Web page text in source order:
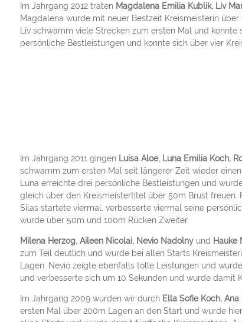
Im Jahrgang 2012 traten Magdalena Emilia Kublik, Liv
Magdalena wurde mit neuer Bestzeit Kreismeisterin
Liv schwamm viele Strecken zum ersten Mal und
persönliche Bestleistungen und konnte sich über vier
Im Jahrgang 2011 gingen Luisa Aloe, Luna Emilia Koch,
schwamm zum ersten Mal seit längerer Zeit wieder
Luna erreichte drei persönliche Bestleistungen und
gleich über den Kreismeistertitel über 50m Brust
Silas startete viermal, verbesserte viermal seine
wurde über 50m und 100m Rücken Zweiter.
Milena Herzog, Aileen Nicolai, Nevio Nadolny und Hauke
zum Teil deutlich und wurde bei allen Starts
Lagen. Nevio zeigte ebenfalls tolle Leistungen und
und verbesserte sich um 10 Sekunden und wurde damit
Im Jahrgang 2009 wurden wir durch Ella Sofie Koch,
ersten Mal über 200m Lagen an den Start und wurde